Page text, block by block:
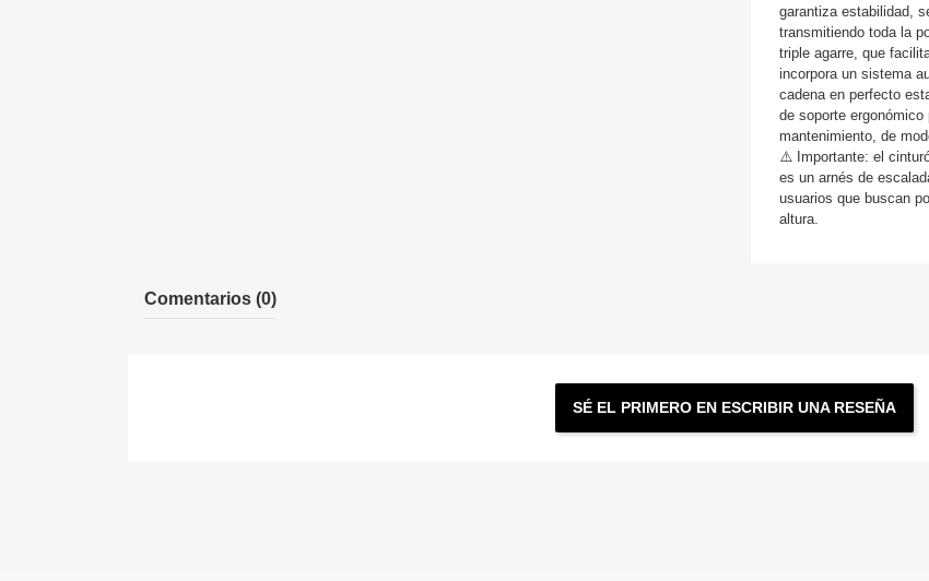
garantiza estabilidad,
transmitiendo toda la
triple agarre, que
incorpora un sistema
cadena en perfecto
de soporte
mantenimiento, de
⚠️ Importante: el
es un arnés de
usuarios que buscan
altura.
Comentarios (0)
SÉ EL PRIMERO EN ESCRIBIR UNA RESEÑA